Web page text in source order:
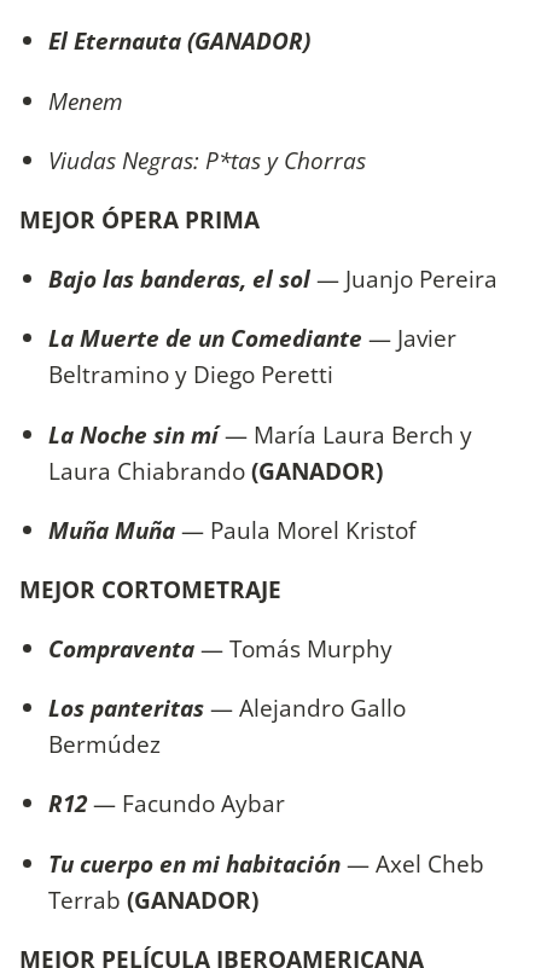
El Eternauta (GANADOR)
Menem
Viudas Negras: P*tas y Chorras
MEJOR ÓPERA PRIMA
Bajo las banderas, el sol— Juanjo Pereira
La Muerte de un Comediante — Javier
Beltramino y Diego Peretti
La Noche sin mí— María Laura Berch y
Laura Chiabrando(GANADOR)
Muña Muña— Paula Morel Kristof
MEJOR CORTOMETRAJE
Compraventa— Tomás Murphy
Los panteritas— Alejandro Gallo
Bermúdez
R12— Facundo Aybar
Tu cuerpo en mi habitación— Axel Cheb
Terrab (GANADOR)
MEJOR PELÍCULA IBEROAMERICANA